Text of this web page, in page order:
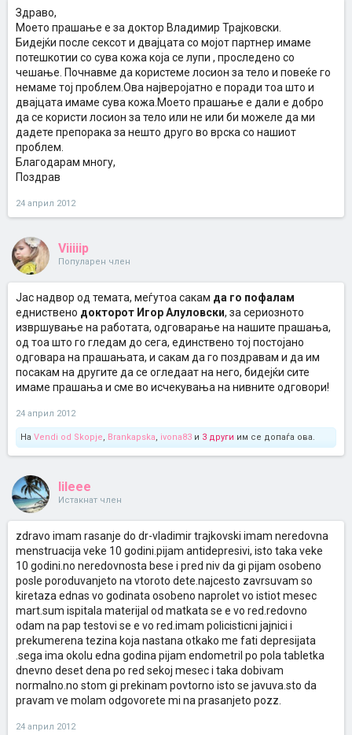
Здраво,
Моето прашање е за доктор Владимир Трајковски.
Бидејќи после сексот и двајцата со мојот партнер имаме
потешкотии со сува кожа која се лупи , проследено со
чешање. Почнавме да користеме лосион за тело и повеќе го
немаме тој проблем.Ова најверојатно е поради тоа што и
двајцата имаме сува кожа.Моето прашање е дали е добро
да се користи лосион за тело или не или би можеле да ми
дадете препорака за нешто друго во врска со нашиот
проблем.
Благодарам многу,
Поздрав
24 април 2012
Viiiiip
Популарен член
Јас надвор од темата, меѓутоа сакам да го пофалам
едниствено докторот Игор Алуловски, за сериозното
извршување на работата, одговарање на нашите прашања,
од тоа што го гледам до сега, единствено тој постојано
одговара на прашањата, и сакам да го поздравам и да им
посакам на другите да се огледаат на него, бидејќи сите
имаме прашања и сме во исчекувања на нивните одговори!
24 април 2012
На Vendi od Skopje, Brankapska, ivona83 и 3 други им се допаѓа ова.
lileee
Истакнат член
zdravo imam rasanje do dr-vladimir trajkovski imam neredovna
menstruacija veke 10 godini.pijam antidepresivi, isto taka veke
10 godini.no neredovnosta bese i pred niv da gi pijam osobeno
posle poroduvanjeto na vtoroto dete.najcesto zavrsuvam so
kiretaza ednas vo godinata osobeno naprolet vo istiot mesec
mart.sum ispitala materijal od matkata se e vo red.redovno
odam na pap testovi se e vo red.imam policisticni jajnici i
prekumerena tezina koja nastana otkako me fati depresijata
.sega ima okolu edna godina pijam endometril po pola tabletka
dnevno deset dena po red sekoj mesec i taka dobivam
normalno.no stom gi prekinam povtorno isto se javuva.sto da
pravam ve molam odgovorete mi na prasanjeto pozz.
24 април 2012